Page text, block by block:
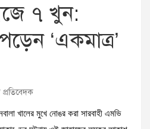
৭ খুন:
‘একমাত্র’
প্রতিবেদক
খালের মুখে নোঙর করা সারবাহী এমভি